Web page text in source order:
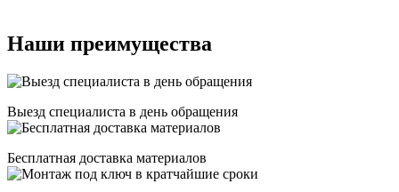
Наши преимущества
Выезд специалиста в день обращения
Бесплатная доставка материалов